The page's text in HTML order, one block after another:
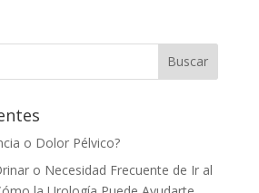
o Dolor Pélvico?
o Necesidad Frecuente de Ir al